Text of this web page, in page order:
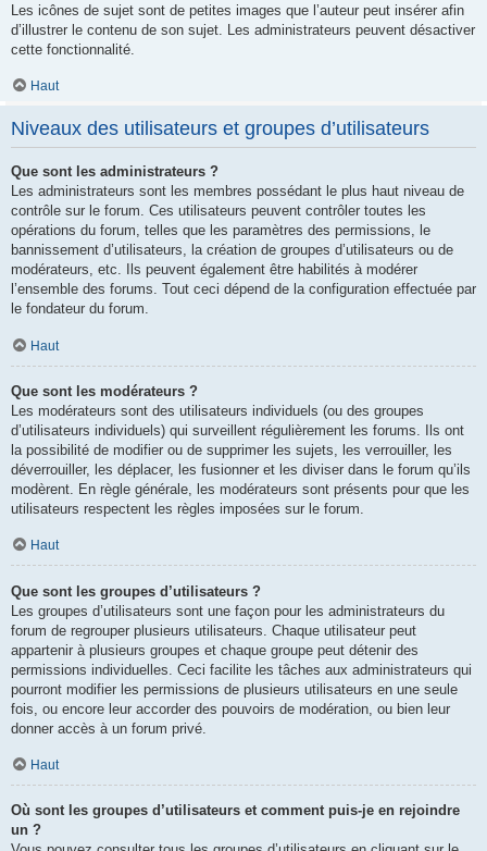
Les icônes de sujet sont de petites images que l’auteur peut insérer afin
d’illustrer le contenu de son sujet. Les administrateurs peuvent désactiver
cette fonctionnalité.
Haut
Niveaux des utilisateurs et groupes d’utilisateurs
Que sont les administrateurs ?
Les administrateurs sont les membres possédant le plus haut niveau de
contrôle sur le forum. Ces utilisateurs peuvent contrôler toutes les
opérations du forum, telles que les paramètres des permissions, le
bannissement d’utilisateurs, la création de groupes d’utilisateurs ou de
modérateurs, etc. Ils peuvent également être habilités à modérer
l’ensemble des forums. Tout ceci dépend de la configuration effectuée par
le fondateur du forum.
Haut
Que sont les modérateurs ?
Les modérateurs sont des utilisateurs individuels (ou des groupes
d’utilisateurs individuels) qui surveillent régulièrement les forums. Ils ont
la possibilité de modifier ou de supprimer les sujets, les verrouiller, les
déverrouiller, les déplacer, les fusionner et les diviser dans le forum qu’ils
modèrent. En règle générale, les modérateurs sont présents pour que les
utilisateurs respectent les règles imposées sur le forum.
Haut
Que sont les groupes d’utilisateurs ?
Les groupes d’utilisateurs sont une façon pour les administrateurs du
forum de regrouper plusieurs utilisateurs. Chaque utilisateur peut
appartenir à plusieurs groupes et chaque groupe peut détenir des
permissions individuelles. Ceci facilite les tâches aux administrateurs qui
pourront modifier les permissions de plusieurs utilisateurs en une seule
fois, ou encore leur accorder des pouvoirs de modération, ou bien leur
donner accès à un forum privé.
Haut
Où sont les groupes d’utilisateurs et comment puis-je en rejoindre
un ?